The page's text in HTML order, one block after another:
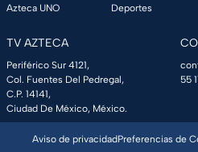
Azteca UNO
Deportes
TV AZTECA
Periférico Sur 4121,
Col. Fuentes Del Pedregal,
C.P. 14141,
Ciudad De México, México.
55
Aviso de privacidadPreferencias de